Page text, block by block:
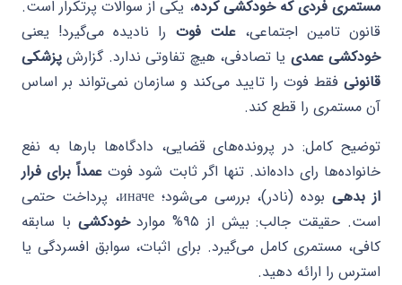
مستمری فردی که خودکشی کرده، یکی از سوالات پرتکرار است.
قانون تامین اجتماعی،علت فوت را نادیده می‌گیرد! یعنی
خودکشی عمدی یا تصادفی، هیچ تفاوتی ندارد. گزارش پزشکی
قانونی فقط فوت را تایید می‌کند و سازمان نمی‌تواند بر اساس
آن مستمری را قطع کند.
توضیح کامل: در پرونده‌های قضایی، دادگاه‌ها بارها به نفع
خانواده‌ها رای داده‌اند. تنها اگر ثابت شود فوت عمداً برای فرار
از بدهی
بوده (نادر)، بررسی می‌شود؛ иначе، پرداخت حتمی
است. حقیقت جالب: بیش از ۹۵% موارد
خودکشی با سابقه
کافی، مستمری کامل می‌گیرد. برای اثبات، سوابق افسردگی یا
استرس را ارائه دهید.